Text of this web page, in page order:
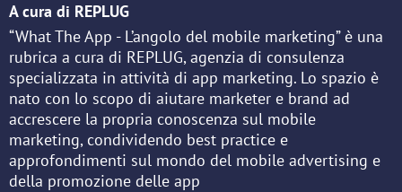
A cura di REPLUG
“What The App - L’angolo del mobile marketing” è una
rubrica a cura di REPLUG, agenzia di consulenza
specializzata in attività di app marketing. Lo spazio è
nato con lo scopo di aiutare marketer e brand ad
accrescere la propria conoscenza sul mobile
marketing, condividendo best practice e
approfondimenti sul mondo del mobile advertising e
della promozione delle app